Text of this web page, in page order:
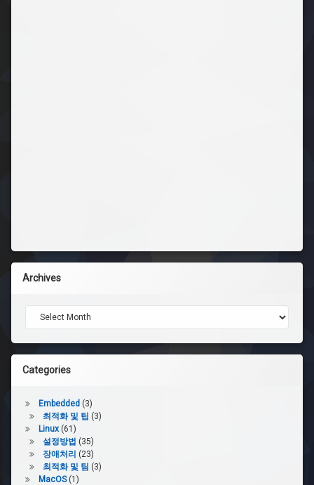
Archives
Archives
Categories
Embedded(3)
최적화 및 팁 (3)
Linux(61)
설정방법 (35)
장애처리 (23)
최적화 및 팀 (3)
MacOS(1)